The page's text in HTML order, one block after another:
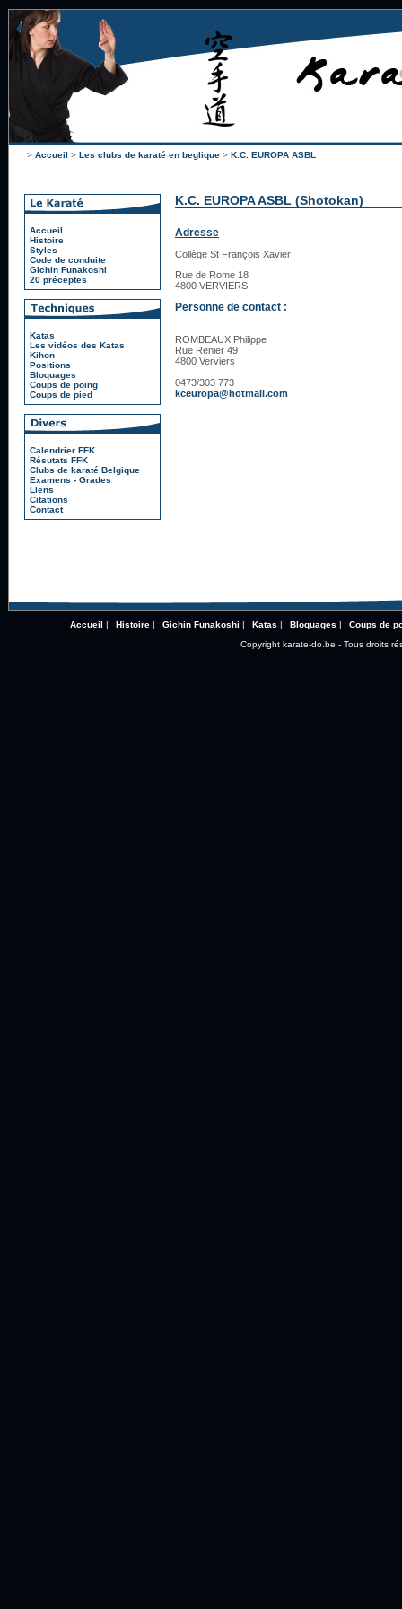
> Accueil > Les clubs de karaté en beglique > K.C. EUROPA ASBL
Accueil
Histoire
Styles
Code de conduite
Gichin Funakoshi
20 préceptes
Katas
Les vidéos des Katas
Kihon
Positions
Bloquages
Coups de poing
Coups de pied
Calendrier FFK
Résutats FFK
Clubs de karaté Belgique
Examens - Grades
Liens
Citations
Contact
K.C. EUROPA ASBL (Shotokan)
Adresse
Collège St François Xavier
Rue de Rome 18
4800 VERVIERS
Personne de contact :
ROMBEAUX Philippe
Rue Renier 49
4800 Verviers
0473/303 773
kceuropa@hotmail.com
Accueil | Histoire| Gichin Funakoshi | Katas | Bloquages |
Coups de
Copyright karate-do.be - Tous droits